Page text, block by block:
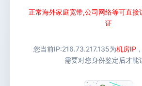
正常海外家庭宽带,公司网络等可直接
证
您当前IP:216.73.217.135为机房IP
需要对您身份鉴定后才能